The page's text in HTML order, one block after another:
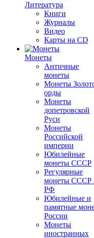
Литература
Книги
Журналы
Видео
Карты на CD
Монеты
Античные
монеты
Монеты
орды
Монеты
допетровской
Руси
Монеты
Российской
империи
Юбилейные
монеты СССР
Регулярные
монеты СССР
РФ
Юбилейные и
памятные
России
Монеты
иностранных